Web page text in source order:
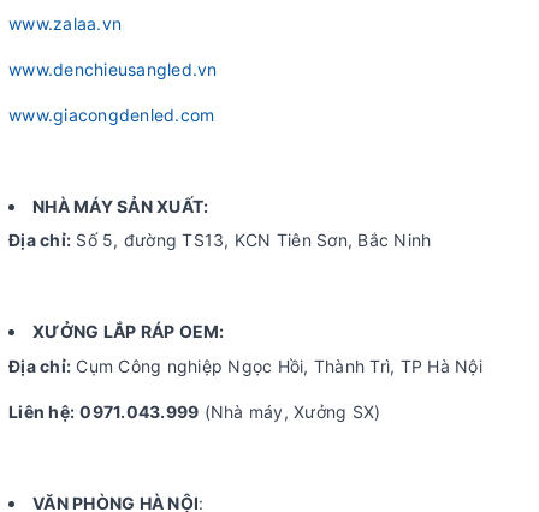
www.zalaa.vn
www.denchieusangled.vn
www.giacongdenled.com
NHÀ MÁY SẢN XUẤT:
Địa chỉ: Số 5, đường TS13, KCN Tiên Sơn, Bắc Ninh
XƯỞNG LẮP RÁP OEM:
Địa chỉ: Cụm Công nghiệp Ngọc Hồi, Thành Trì, TP Hà Nội
Liên hệ: 0971.043.999 (Nhà máy, Xưởng SX)
VĂN PHÒNG HÀ NỘI: